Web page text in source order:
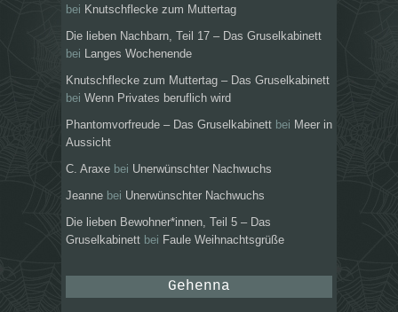
bei Knutschflecke zum Muttertag
Die lieben Nachbarn, Teil 17 – Das Gruselkabinett
bei
Langes Wochenende
Knutschflecke zum Muttertag – Das Gruselkabinett
bei Wenn Privates beruflich wird
Phantomvorfreude – Das Gruselkabinett bei Meer in
Aussicht
C. Araxe bei Unerwünschter Nachwuchs
Jeanne bei Unerwünschter Nachwuchs
Die lieben Bewohner*innen, Teil 5 – Das
Gruselkabinett bei Faule Weihnachtsgrüße
Gehenna